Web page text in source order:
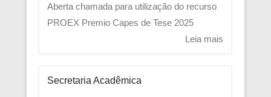
Aberta chamada para utilização do recurso
PROEX Premio Capes de Tese 2025
Leia mais
Secretaria Acadêmica